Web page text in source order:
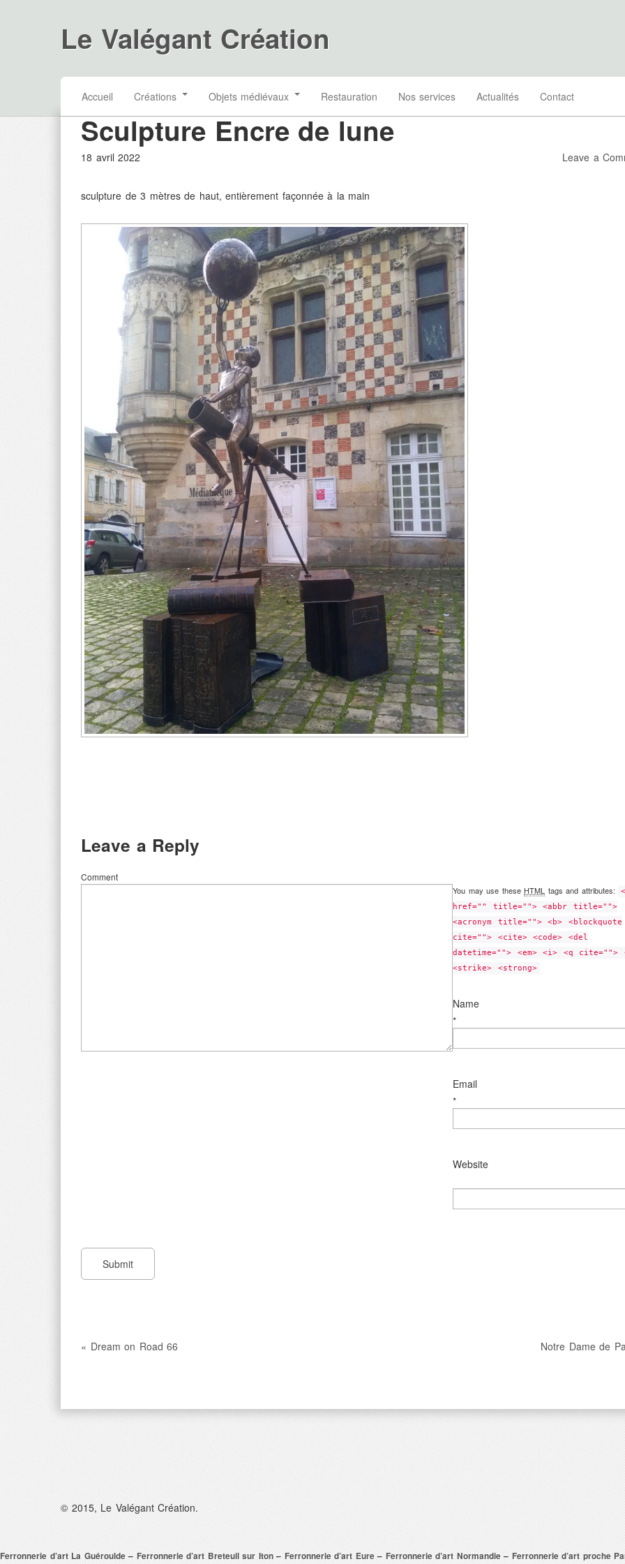
Le Valégant Création
Accueil Créations Objets médiévaux Restauration Nos services Actualités Contact
Sculpture Encre de lune
18 avril 2022 Leave a
sculpture de 3 mètres de haut, entièrement façonnée à la main
Leave a Reply
Comment
You may use these HTML tags and attributes:
href="" title=""> <abbr title="">
<acronym title=""> <b> <blockquote
cite=""> <cite> <code> <del
datetime=""> <em> <i> <q cite="">
<strike> <strong>
Name
*
Email
*
Website
« Dream on Road 66 Notre Dame de
© 2015, Le Valégant Création.
Ferronnerie d’art La Guéroulde– Ferronnerie d’art Breteuil sur Iton– Ferronnerie d’art Eure– Ferronnerie d’art Normandie– Ferronnerie d’art proche